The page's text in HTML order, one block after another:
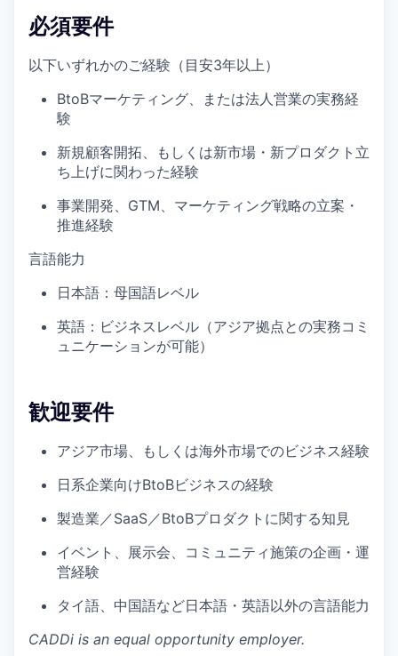
必須要件
以下いずれかのご経験（目安3年以上）
BtoBマーケティング、または法人営業の実務経
験
新規顧客開拓、もしくは新市場・新プロダクト立
ち上げに関わった経験
事業開発、GTM、マーケティング戦略の立案・
推進経験
言語能力
日本語：母国語レベル
英語：ビジネスレベル（アジア拠点との実務コミ
ュニケーションが可能）
歓迎要件
アジア市場、もしくは海外市場でのビジネス経験
日系企業向けBtoBビジネスの経験
製造業／SaaS／BtoBプロダクトに関する知見
イベント、展示会、コミュニティ施策の企画・運
営経験
タイ語、中国語など日本語・英語以外の言語能力
CADDi is an equal opportunity employer.